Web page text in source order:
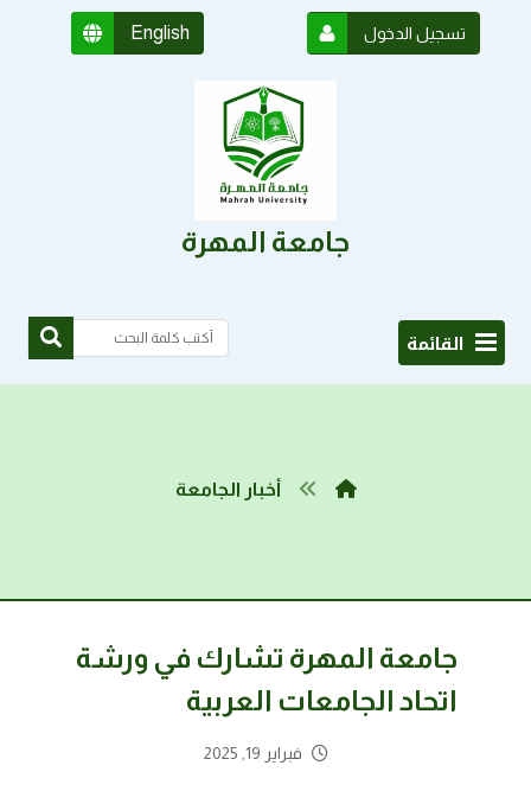
English تسجيل الدخول
جامعة المهرة
القائمة
أخبار الجامعة
جامعة المهرة تشارك في ورشة
اتحاد الجامعات العربية
فبراير 19, 2025